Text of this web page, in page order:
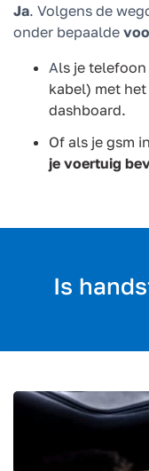
Ja. Volgens de
onder bepaalde
Als je telefoon
kabel) met het
dashboard.
Of als je gsm
je voertuig
Is